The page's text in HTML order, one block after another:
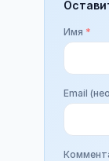
Имя *
Email